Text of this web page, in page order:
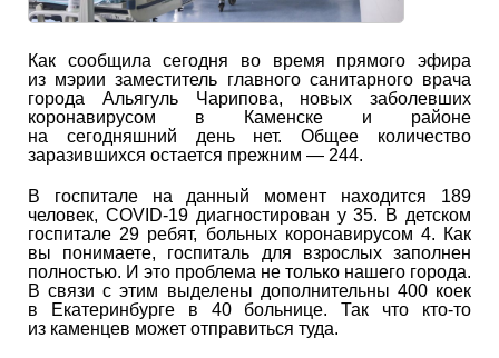
Как сообщила сегодня во время прямого эфира
из мэрии заместитель главного санитарного врача
города Альягуль Чарипова, новых заболевших
коронавирусом в Каменске и районе
на сегодняшний день нет. Общее количество
заразившихся остается прежним — 244.
В госпитале на данный момент находится 189
человек, COVID-19 диагностирован у 35. В детском
госпитале 29 ребят, больных коронавирусом 4. Как
вы понимаете, госпиталь для взрослых заполнен
полностью. И это проблема не только нашего города.
В связи с этим выделены дополнительны 400 коек
в Екатеринбурге в 40 больнице. Так что кто-то
из каменцев может отправиться туда.